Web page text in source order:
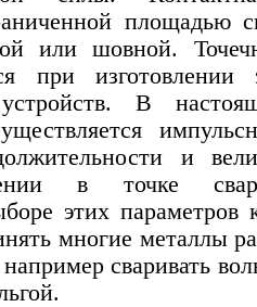
площадью
или шовной.
при изготовлении
устройств. В
и
в точке
этих параметров
многие металлы
сваривать